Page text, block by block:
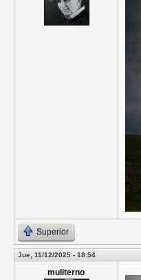
Superior
Jue, 11/12/2025 - 18:54
muliterno